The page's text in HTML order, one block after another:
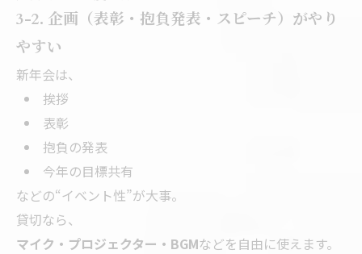
3-2. 企画（表彰・抱負発表・スピーチ）がやり
やすい
新年会は、
挨拶
表彰
抱負の発表
今年の目標共有
などの“イベント性”が大事。
貸切なら、
マイク・プロジェクター・BGMなどを自由に使えます。